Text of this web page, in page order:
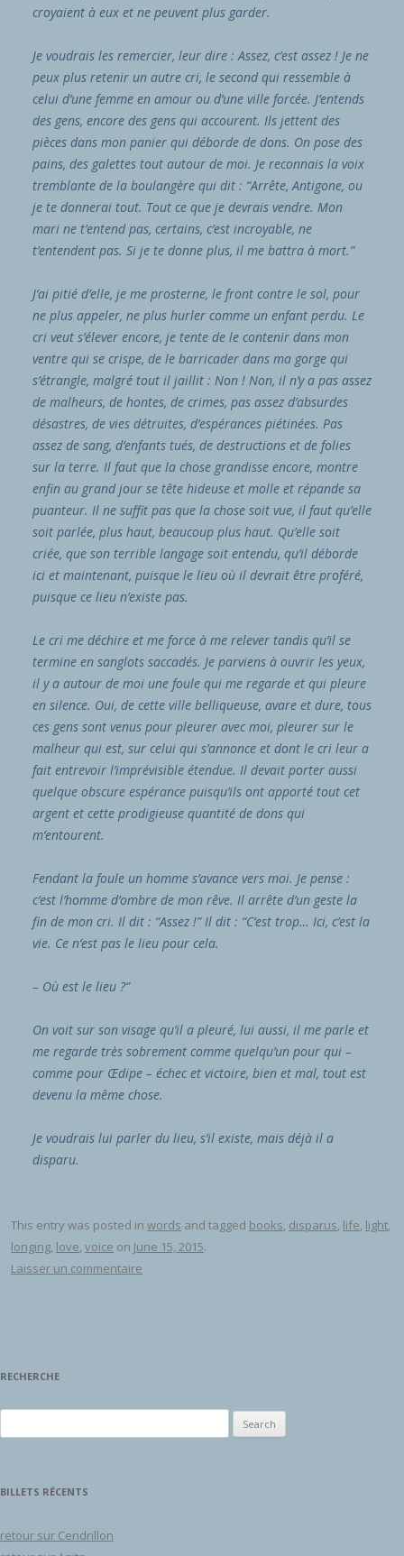
croyaient à eux et ne peuvent plus garder.
Je voudrais les remercier, leur dire : Assez, c’est assez ! Je ne
peux plus retenir un autre cri, le second qui ressemble à
celui d’une femme en amour ou d’une ville forcée. J’entends
des gens, encore des gens qui accourent. Ils jettent des
pièces dans mon panier qui déborde de dons. On pose des
pains, des galettes tout autour de moi. Je reconnais la voix
tremblante de la boulangère qui dit : “Arrête, Antigone, ou
je te donnerai tout. Tout ce que je devrais vendre. Mon
mari ne t’entend pas, certains, c’est incroyable, ne
t’entendent pas. Si je te donne plus, il me battra à mort.”
J’ai pitié d’elle, je me prosterne, le front contre le sol, pour
ne plus appeler, ne plus hurler comme un enfant perdu. Le
cri veut s’élever encore, je tente de le contenir dans mon
ventre qui se crispe, de le barricader dans ma gorge qui
s’étrangle, malgré tout il jaillit : Non ! Non, il n’y a pas assez
de malheurs, de hontes, de crimes, pas assez d’absurdes
désastres, de vies détruites, d’espérances piétinées. Pas
assez de sang, d’enfants tués, de destructions et de folies
sur la terre. Il faut que la chose grandisse encore, montre
enfin au grand jour se tête hideuse et molle et répande sa
puanteur. Il ne suffit pas que la chose soit vue, il faut qu’elle
soit parlée, plus haut, beaucoup plus haut. Qu’elle soit
criée, que son terrible langage soit entendu, qu’il déborde
ici et maintenant, puisque le lieu où il devrait être proféré,
puisque ce lieu n’existe pas.
Le cri me déchire et me force à me relever tandis qu’il se
termine en sanglots saccadés. Je parviens à ouvrir les yeux,
il y a autour de moi une foule qui me regarde et qui pleure
en silence. Oui, de cette ville belliqueuse, avare et dure, tous
ces gens sont venus pour pleurer avec moi, pleurer sur le
malheur qui est, sur celui qui s’annonce et dont le cri leur a
fait entrevoir l’imprévisible étendue. Il devait porter aussi
quelque obscure espérance puisqu’ils ont apporté tout cet
argent et cette prodigieuse quantité de dons qui
m’entourent.
Fendant la foule un homme s’avance vers moi. Je pense :
c’est l’homme d’ombre de mon rêve. Il arrête d’un geste la
fin de mon cri. Il dit : “Assez !” Il dit : “C’est trop… Ici, c’est la
vie. Ce n’est pas le lieu pour cela.
– Où est le lieu ?”
On voit sur son visage qu’il a pleuré, lui aussi, il me parle et
me regarde très sobrement comme quelqu’un pour qui –
comme pour Œdipe – échec et victoire, bien et mal, tout est
devenu la même chose.
Je voudrais lui parler du lieu, s’il existe, mais déjà il a
disparu.
This entry was posted in words and tagged books, disparus, life, light,
longing, love, voice on June 15, 2015.
Laisser un commentaire
RECHERCHE
BILLETS RÉCENTS
retour sur Cendrillon